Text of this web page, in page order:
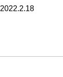
2022.2.18